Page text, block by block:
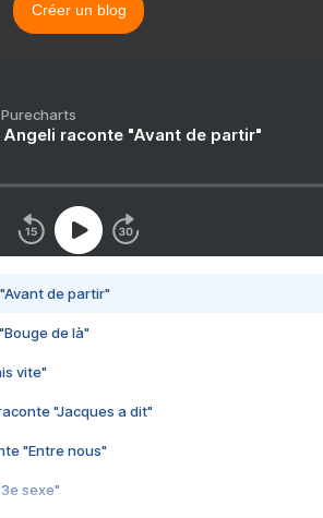
Créer un blog
Angeli raconte "Avant de partir"
de partir"
de là"
vite"
"Jacques a dit"
"Entre nous"
sexe"